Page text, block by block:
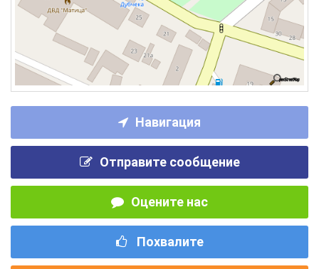
Навигация
Отправите сообщение
Оцените нас
Похвалите